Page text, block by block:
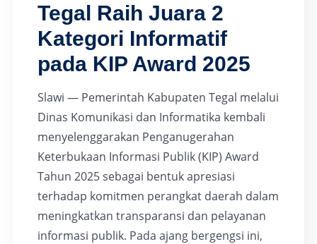
Tegal Raih Juara 2
Kategori Informatif
pada KIP Award 2025
Slawi — Pemerintah Kabupaten Tegal melalui
Dinas Komunikasi dan Informatika kembali
menyelenggarakan Penganugerahan
Keterbukaan Informasi Publik (KIP) Award
Tahun 2025 sebagai bentuk apresiasi
terhadap komitmen perangkat daerah dalam
meningkatkan transparansi dan pelayanan
informasi publik. Pada ajang bergengsi ini,